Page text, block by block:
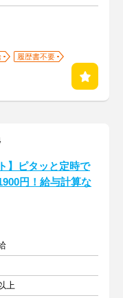
履歴書不要
】ピタッと定時で
円！給与計算な
上